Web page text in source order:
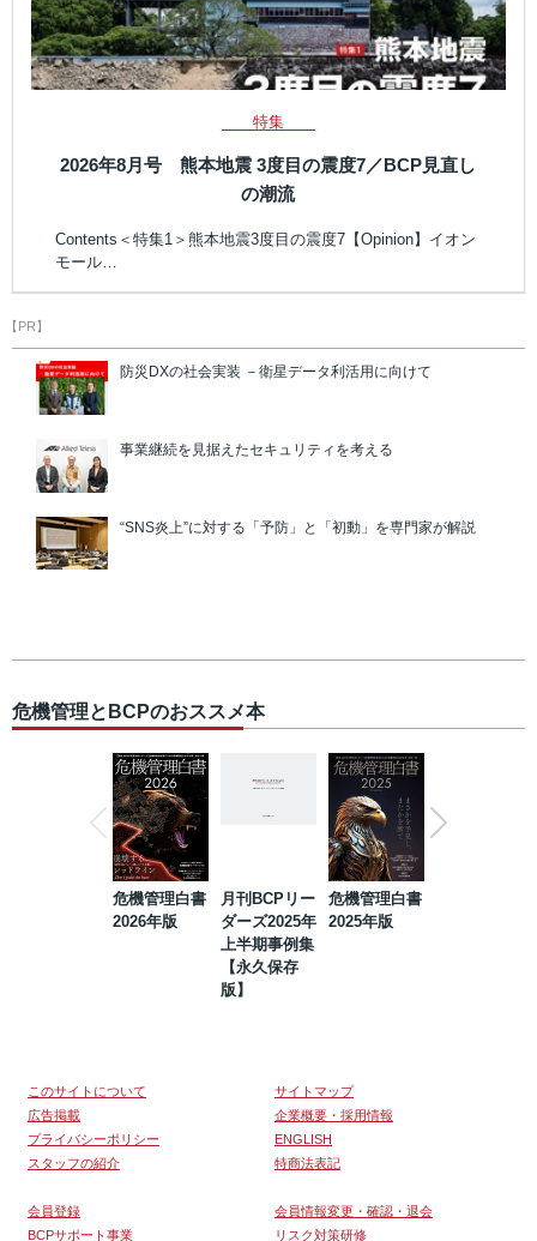
特集
2026年8月号 熊本地震 3度目の震度7／BCP見直し
の潮流
Contents＜特集1＞熊本地震3度目の震度7【Opinion】イオン
モール…
【PR】
防災DXの社会実装 －衛星データ利活用に向けて
事業継続を見据えたセキュリティを考える
“SNS炎上”に対する「予防」と「初動」を専門家が解説
危機管理とBCPのおススメ本
危機管理白書
2026年版
月刊BCPリー
ダーズ2025年
上半期事例集
【永久保存
版】
危機管理白書
2025年版
このサイトについて
サイトマップ
広告掲載
企業概要・採用情報
プライバシーポリシー
ENGLISH
スタッフの紹介
特商法表記
会員登録
会員情報変更・確認・退会
BCPサポート事業
リスク対策研修